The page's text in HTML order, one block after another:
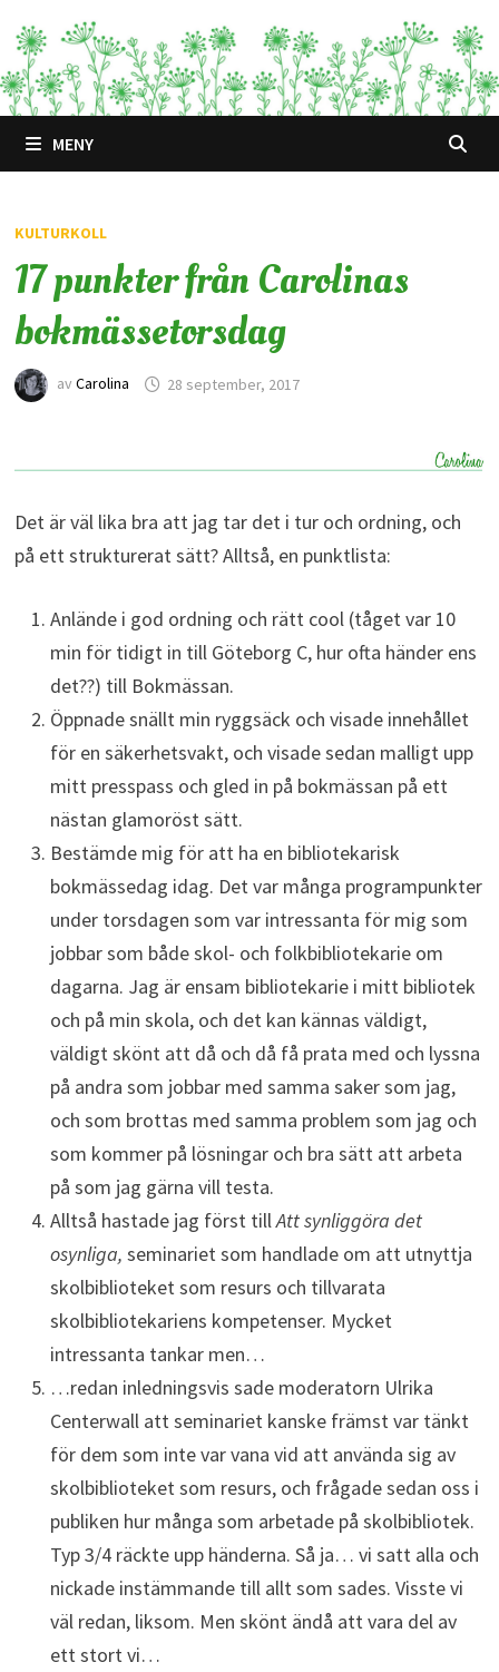
till
innehåll
MENY
KULTURKOLL
17 punkter från Carolinas
bokmässetorsdag
av Carolina 28 september, 2017
Det är väl lika bra att jag tar det i tur och ordning, och
på ett strukturerat sätt? Alltså, en punktlista:
Anlände i god ordning och rätt cool (tåget var 10
min för tidigt in till Göteborg C, hur ofta händer ens
det??) till Bokmässan.
Öppnade snällt min ryggsäck och visade innehållet
för en säkerhetsvakt, och visade sedan malligt upp
mitt presspass och gled in på bokmässan på ett
nästan glamoröst sätt.
Bestämde mig för att ha en bibliotekarisk
bokmässedag idag. Det var många programpunkter
under torsdagen som var intressanta för mig som
jobbar som både skol- och folkbibliotekarie om
dagarna. Jag är ensam bibliotekarie i mitt bibliotek
och på min skola, och det kan kännas väldigt,
väldigt skönt att då och då få prata med och lyssna
på andra som jobbar med samma saker som jag,
och som brottas med samma problem som jag och
som kommer på lösningar och bra sätt att arbeta
på som jag gärna vill testa.
Alltså hastade jag först tillAtt synliggöra det
osynliga, seminariet som handlade om att utnyttja
skolbiblioteket som resurs och tillvarata
skolbibliotekariens kompetenser. Mycket
intressanta tankar men…
…redan inledningsvis sade moderatorn Ulrika
Centerwall att seminariet kanske främst var tänkt
för dem som inte var vana vid att använda sig av
skolbiblioteket som resurs, och frågade sedan oss i
publiken hur många som arbetade på skolbibliotek.
Typ 3/4 räckte upp händerna. Så ja… vi satt alla och
nickade instämmande till allt som sades. Visste vi
väl redan, liksom. Men skönt ändå att vara del av
ett stort vi…